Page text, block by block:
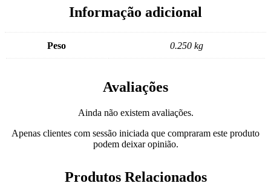
Informação adicional
Peso 0.250 kg
Avaliações
Ainda não existem avaliações.
Apenas clientes com sessão iniciada que compraram este produto
podem deixar opinião.
Produtos Relacionados